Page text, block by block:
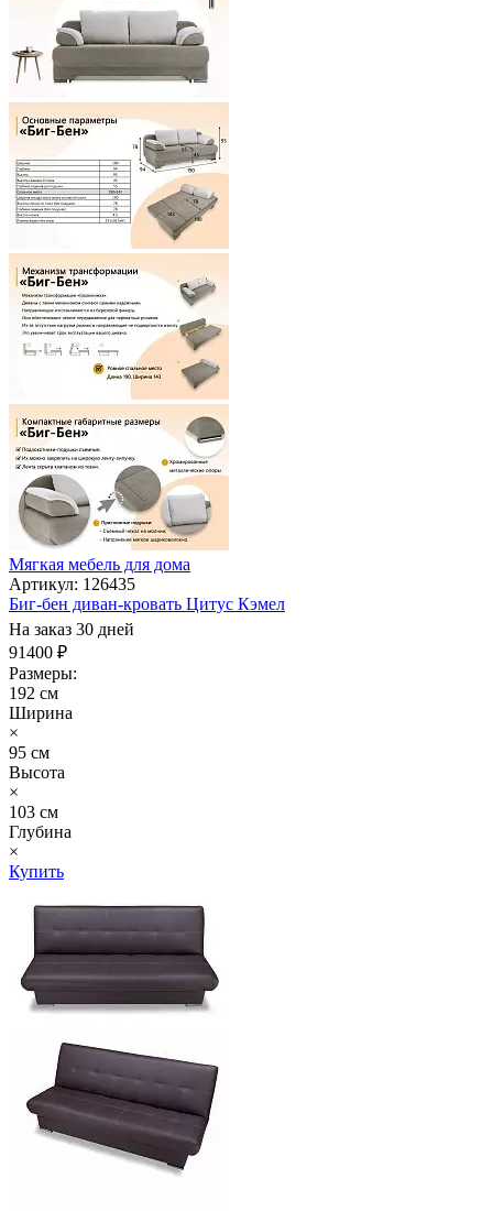
Мягкая мебель для дома
Артикул: 126435
Биг-бен диван-кровать Цитус Кэмел
На заказ 30 дней
91400 ₽
Размеры:
192 см
Ширина
×
95 см
Высота
×
103 см
Глубина
×
Купить